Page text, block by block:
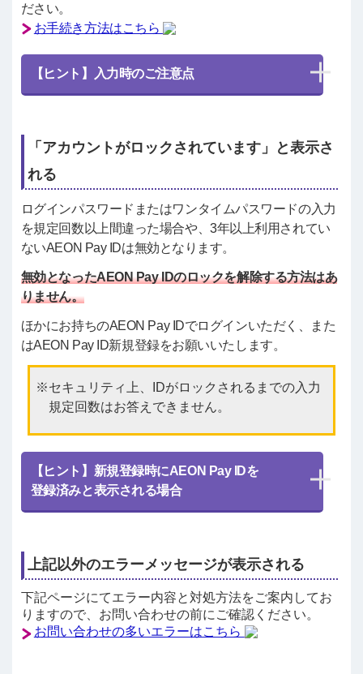
ださい。
お手続き方法はこちら
【ヒント】入力時のご注意点
「アカウントがロックされています」と表示さ
れる
ログインパスワードまたはワンタイムパスワードの入力
を規定回数以上間違った場合や、3年以上利用されてい
ないAEON Pay IDは無効となります。
無効となったAEON Pay IDのロックを解除する方法はあ
りません。
ほかにお持ちのAEON Pay IDでログインいただく、また
はAEON Pay ID新規登録をお願いいたします。
セキュリティ上、IDがロックされるまでの入力
規定回数はお答えできません。
【ヒント】新規登録時にAEON Pay IDを
登録済みと表示される場合
上記以外のエラーメッセージが表示される
下記ページにてエラー内容と対処方法をご案内してお
りますので、お問い合わせの前にご確認ください。
お問い合わせの多いエラーはこちら